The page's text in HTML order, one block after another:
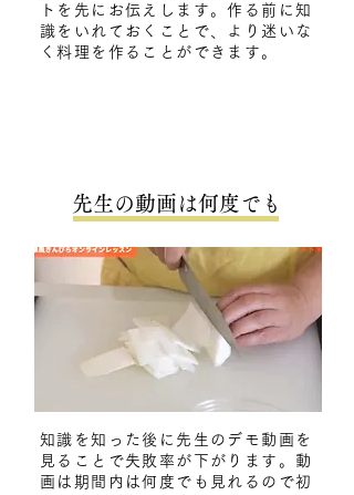
トを先にお伝えします。作る前に知
識をいれておくことで、より迷いな
く料理を作ることができます。
先生の動画は何度でも
知識を知った後に先生のデモ動画を
見ることで失敗率が下がります。動
画は期間内は何度でも見れるので初